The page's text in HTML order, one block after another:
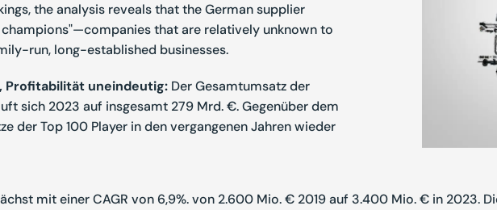
the analysis reveals that the German supplier
that are relatively unknown to
run, long-established businesses.
Profitabilität uneindeutig:Der Gesamtumsatz der
sich 2023 auf insgesamt 279 Mrd. €. Gegenüber dem
der Top 100 Player in den vergangenen Jahren wieder
mit einer CAGR von 6,9%. von 2.600 Mio. € 2019 auf 3.400 Mio. € in 2023.